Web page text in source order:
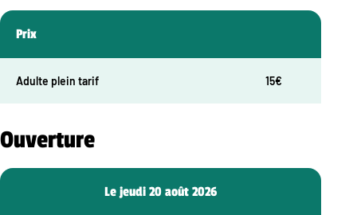
Prix
Adulte plein tarif 15€
Ouverture
Le jeudi 20 août 2026